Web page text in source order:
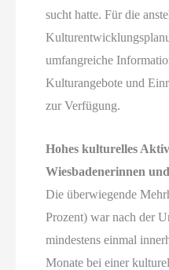
sucht hatte. Für die
umfangreiche
Kulturangebote und
zur Verfügung.
Hohes kulturelles
Wiesbadenerinnen
Die überwiegende
Prozent) war nach der
mindestens einmal
Monate bei einer